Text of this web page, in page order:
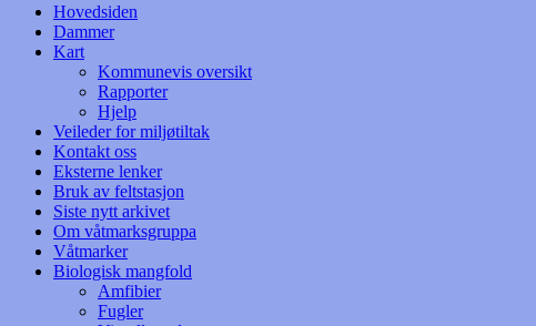
Hovedsiden
Dammer
Kart
Kommunevis oversikt
Rapporter
Hjelp
Veileder for miljøtiltak
Kontakt oss
Eksterne lenker
Bruk av feltstasjon
Siste nytt arkivet
Om våtmarksgruppa
Våtmarker
Biologisk mangfold
Amfibier
Fugler